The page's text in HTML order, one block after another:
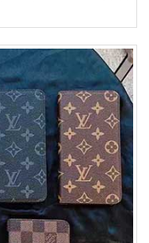
S24/S23手帳カバー おすす